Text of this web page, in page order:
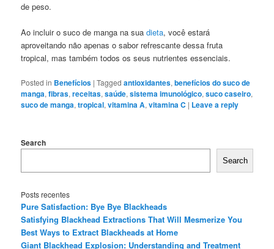
de peso.
Ao incluir o suco de manga na suadieta, você estará
aproveitando não apenas o sabor refrescante dessa fruta
tropical, mas também todos os seus nutrientes essenciais.
Posted in Benefícios |Tagged antioxidantes,benefícios do suco de
manga,fibras,receitas,saúde,sistema imunológico,suco caseiro,
suco de manga,tropical,vitamina A,vitamina C | Leave a reply
Search
Search
Posts recentes
Pure Satisfaction: Bye Bye Blackheads
Satisfying Blackhead Extractions That Will Mesmerize You
Best Ways to Extract Blackheads at Home
Giant Blackhead Explosion: Understanding and Treatment